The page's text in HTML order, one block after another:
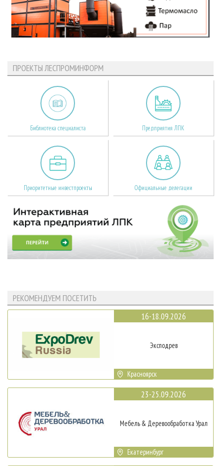
ПРОЕКТЫ ЛЕСПРОМИНФОРМ
Библиотека специалиста Предприятия ЛПК
Приоритетные инвестпроекты Официальные делегации
РЕКОМЕНДУЕМ ПОСЕТИТЬ
16-18.09.2026
Эксподрев
Красноярск
23-25.09.2026
Мебель & Деревообработка Урал
Екатеринбург